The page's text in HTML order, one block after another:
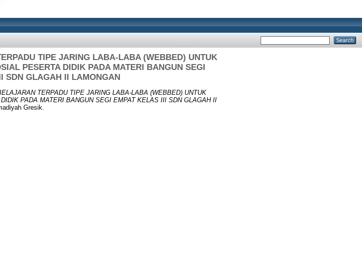
TIPE JARING LABA-LABA (WEBBED) UNTUK
PESERTA DIDIK PADA MATERI BANGUN SEGI
SDN GLAGAH II LAMONGAN
TERPADU TIPE JARING LABA-LABA (WEBBED) UNTUK
PADA MATERI BANGUN SEGI EMPAT KELAS III SDN GLAGAH II
Gresik.